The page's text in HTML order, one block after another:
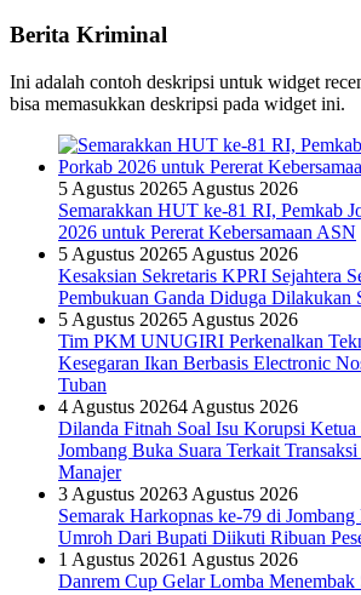
Berita Kriminal
Ini adalah contoh deskripsi untuk widget
bisa memasukkan deskripsi pada widget ini.
5 Agustus 20265 Agustus 2026
Semarakkan HUT ke-81 RI, Pemkab
2026 untuk Pererat Kebersamaan ASN
5 Agustus 20265 Agustus 2026
Kesaksian Sekretaris KPRI Sejahtera
Pembukuan Ganda Diduga Dilakukan
5 Agustus 20265 Agustus 2026
Tim PKM UNUGIRI Perkenalkan
Kesegaran Ikan Berbasis Electronic
Tuban
4 Agustus 20264 Agustus 2026
Dilanda Fitnah Soal Isu Korupsi Ketua
Jombang Buka Suara Terkait
Manajer
3 Agustus 20263 Agustus 2026
Semarak Harkopnas ke-79 di
Umroh Dari Bupati Diikuti Ribuan
1 Agustus 20261 Agustus 2026
Danrem Cup Gelar Lomba Menembak